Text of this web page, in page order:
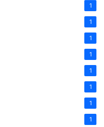
1
1
1
1
1
1
1
1